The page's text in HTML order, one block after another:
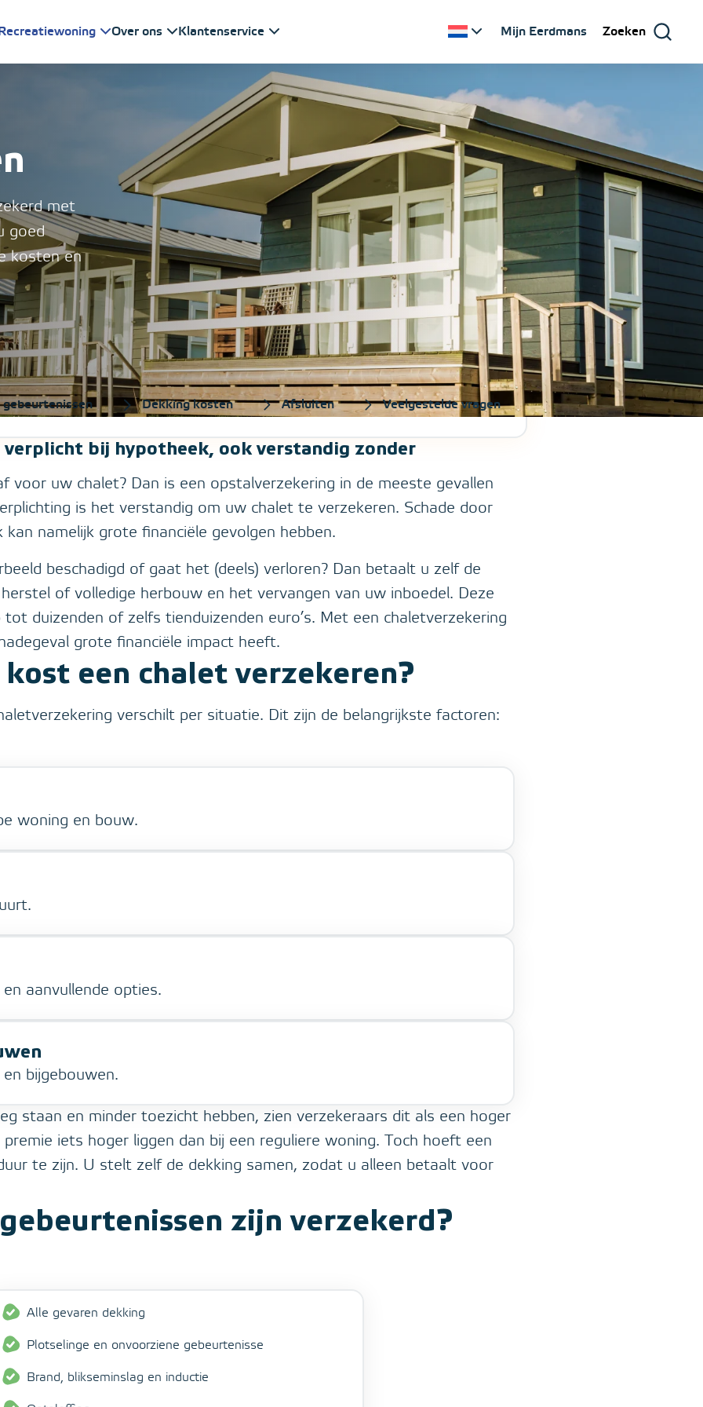
Over ons Klantenservice Mijn Eerdmans Zoeken
met
goed
kosten en
Ga direct naar
Dekking kosten Afsluiten Veelgestelde vragen
bij hypotheek, ook verstandig zonder
voor uw chalet? Dan is een opstalverzekering in de meeste gevallen
is het verstandig om uw chalet te verzekeren. Schade door
namelijk grote financiële gevolgen hebben.
beschadigd of gaat het (deels) verloren? Dan betaalt u zelf de
of volledige herbouw en het vervangen van uw inboedel. Deze
duizenden of zelfs tienduizenden euro’s. Met een chaletverzekering
grote financiële impact heeft.
een chalet verzekeren?
verschilt per situatie. Dit zijn de belangrijkste factoren:
woning en bouw.
aanvullende opties.
bijgebouwen.
staan en minder toezicht hebben, zien verzekeraars dit als een hoger
iets hoger liggen dan bij een reguliere woning. Toch hoeft een
te zijn. U stelt zelf de dekking samen, zodat u alleen betaalt voor
zijn verzekerd?
Alle gevaren dekking
Plotselinge en onvoorziene gebeurtenisse
Brand, blikseminslag en inductie